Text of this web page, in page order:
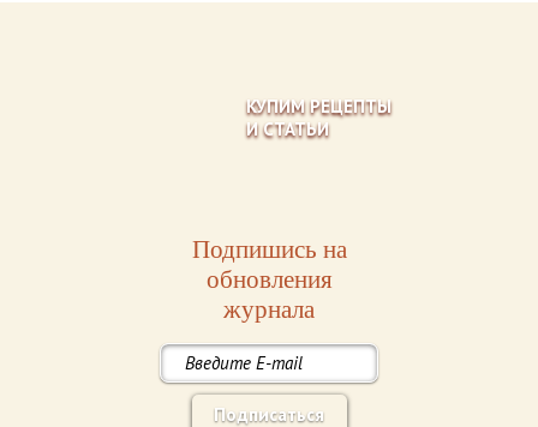
КУПИМ РЕЦЕПТЫ
И СТАТЬИ
Подпишись на
обновления
журнала
Подписаться